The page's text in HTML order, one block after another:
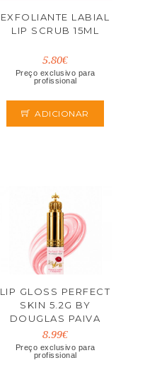
EXFOLIANTE LABIAL
LIP SCRUB 15ML
5.80€
Preço exclusivo para
profissional
ADICIONAR
LIP GLOSS PERFECT
SKIN 5.2G BY
DOUGLAS PAIVA
8.99€
Preço exclusivo para
profissional